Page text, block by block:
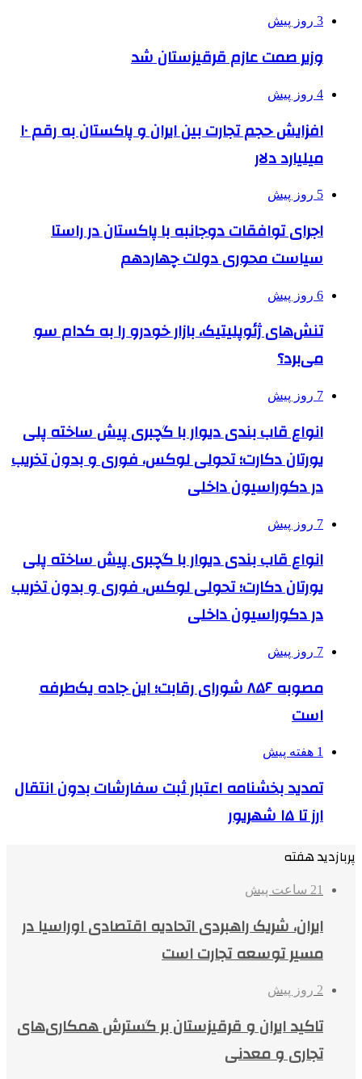
3 روز پیش
وزیر صمت عازم قرقیزستان شد
4 روز پیش
افزایش حجم تجارت بین ایران و پاکستان به رقم ۱۰
میلیارد دلار
5 روز پیش
اجرای توافقات دوجانبه با پاکستان در راستا
سیاست محوری دولت چهاردهم
6 روز پیش
تنش‌های ژئوپلیتیک، بازار خودرو را به کدام سو
می‌برد؟
7 روز پیش
انواع قاب بندی دیوار با گچبری پیش ساخته پلی
یورتان دکارت؛ تحولی لوکس، فوری و بدون تخریب
در دکوراسیون داخلی
7 روز پیش
انواع قاب بندی دیوار با گچبری پیش ساخته پلی
یورتان دکارت؛ تحولی لوکس، فوری و بدون تخریب
در دکوراسیون داخلی
7 روز پیش
مصوبه ۸۵۶ شورای رقابت؛ این جاده یک‌طرفه
است
1 هفته پیش
تمدید بخشنامه اعتبار ثبت سفارشات بدون انتقال
ارز تا ۱۵ شهریور
پربازدید هفته
21 ساعت پیش
ایران، شریک راهبردی اتحادیه اقتصادی اوراسیا در
مسیر توسعه تجارت است
2 روز پیش
تاکید ایران و قرقیزستان بر گسترش همکاری‌های
تجاری و معدنی